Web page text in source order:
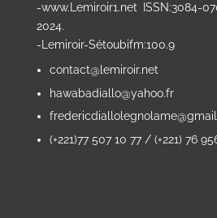
-www.Lemiroir1.net ISSN:3084-
2024.
-Lemiroir-Sétoubifm:100.9
contact@lemiroir.net
hawabadiallo@yahoo.fr
(+221)77 507 10 77 / (+221) 76